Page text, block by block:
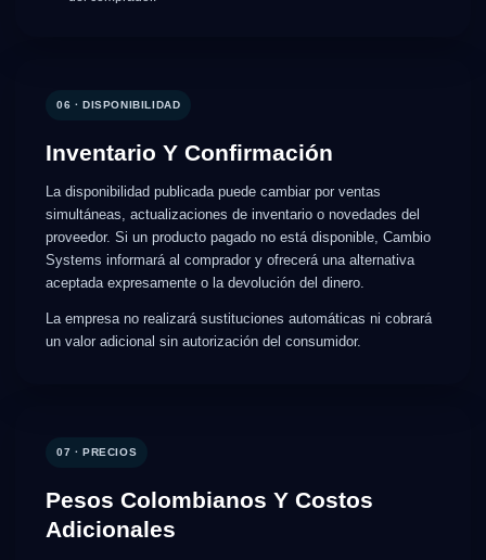
06 · DISPONIBILIDAD
Inventario Y Confirmación
La disponibilidad publicada puede cambiar por ventas
simultáneas, actualizaciones de inventario o novedades del
proveedor. Si un producto pagado no está disponible, Cambio
Systems informará al comprador y ofrecerá una alternativa
aceptada expresamente o la devolución del dinero.
La empresa no realizará sustituciones automáticas ni cobrará
un valor adicional sin autorización del consumidor.
07 · PRECIOS
Pesos Colombianos Y Costos
Adicionales